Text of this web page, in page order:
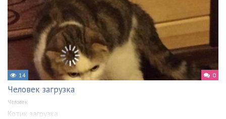
14 0
Человек загрузка
Человек
Котик загрузка